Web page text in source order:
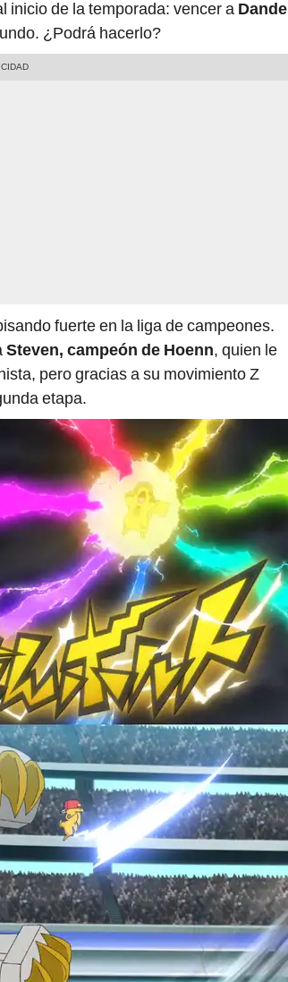
inicio de la temporada: vencer a Dande
¿Podrá hacerlo?
fuerte en la liga de campeones.
Steven, campeón de Hoenn, quien le
pero gracias a su movimiento Z
etapa.